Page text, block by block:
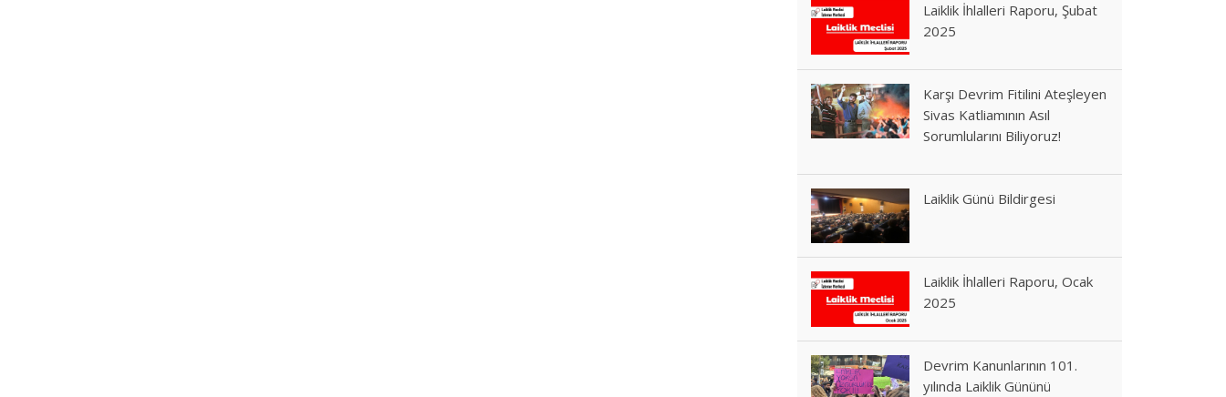
Laiklik İhlalleri Raporu, Şubat
2025
Karşı Devrim Fitilini Ateşleyen
Sivas Katliamının Asıl
Sorumlularını Biliyoruz!
Laiklik Günü Bildirgesi
Laiklik İhlalleri Raporu, Ocak
2025
Devrim Kanunlarının 101.
yılında Laiklik Gününü